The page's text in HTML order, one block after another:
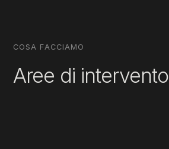
COSA FACCIAMO
Aree di intervento